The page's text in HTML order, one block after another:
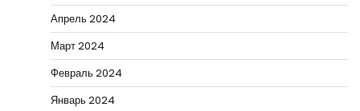
Апрель 2024
Март 2024
Февраль 2024
Январь 2024